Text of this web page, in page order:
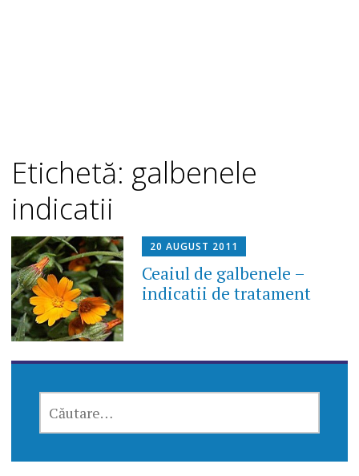
Etichetă: galbenele
indicatii
20 AUGUST 2011
Ceaiul de galbenele –
indicatii de tratament
DUPĂ: